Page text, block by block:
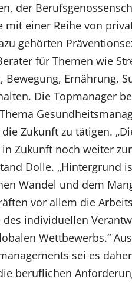
der
mit einer Reihe von
gehörten
für Themen wie
Bewegung, Ernährung,
Die Topmanager
Zukunft zu tätigen.
Zukunft noch weiter
Dolle. „Hintergrund
Wandel und dem
vor allem die
des individuellen
Wettbewerbs.“
sei es
beruflichen